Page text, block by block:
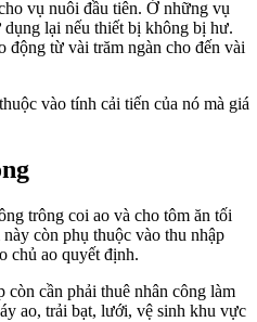
vụ nuôi đầu tiên. Ở những vụ
lại nếu thiết bị không bị hư.
động từ vài trăm ngàn cho đến vài
vào tính cải tiến của nó mà giá
trông coi ao và cho tôm ăn tối
còn phụ thuộc vào thu nhập
chủ ao quyết định.
cần phải thuê nhân công làm
ao, trải bạt, lưới, vệ sinh khu vực